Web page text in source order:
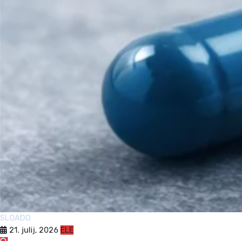
SLOADO
21. julij, 2026 ELE